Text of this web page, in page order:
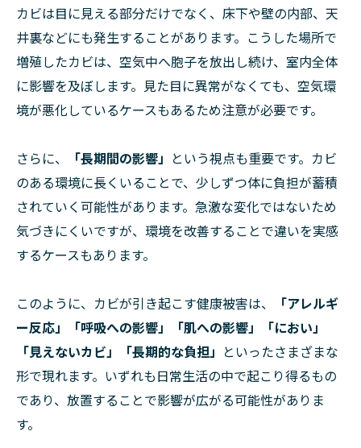
カビは目に見える部分だけでなく、床下や壁の内部、天
井裏などにも発生することがあります。こうした場所で
増殖したカビは、空気中へ胞子を放出し続け、室内全体
に影響を及ぼします。見た目に異常がなくても、空気環
境が悪化しているケースもあるため注意が必要です。
さらに、 「長期間の影響」 という視点も重要です。カビ
のある環境に長くいることで、少しずつ体に負担が蓄積
されていく可能性があります。急激な変化ではないため
気づきにくいですが、環境を改善することで違いを実感
するケースもあります。
このように、カビが引き起こす健康被害は、
「アレルギ
ー反応」「呼吸への影響」「肌への影響」「におい」
「見えないカビ」「長期的な負担」 といったさまざまな
形で現れます。いずれも日常生活の中で起こり得るもの
であり、放置することで影響が広がる可能性がありま
す。